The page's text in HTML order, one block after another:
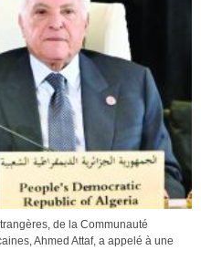
de la Communauté
Ahmed Attaf, a appelé à une